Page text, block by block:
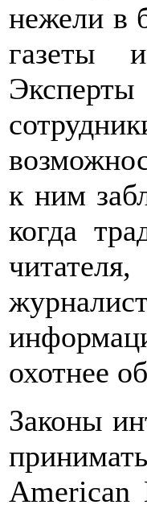
нежели в
газеты
к ним
когда
охотнее
Законы
American